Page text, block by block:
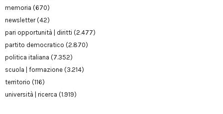
memoria (670)
newsletter(42)
pari opportunità | diritti (2.477)
partito democratico (2.870)
politica italiana (7.352)
scuola | formazione (3.214)
territorio (116)
università | ricerca (1.919)